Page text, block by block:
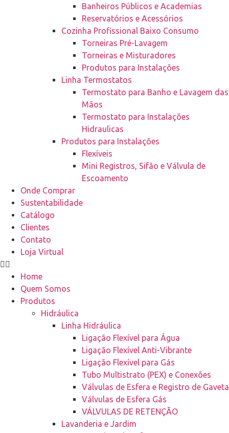
Banheiros Públicos e Academias
Reservatórios e Acessórios
Cozinha Profissional Baixo Consumo
Torneiras Pré-Lavagem
Torneiras e Misturadores
Produtos para Instalações
Linha Termostatos
Termostato para Banho e Lavagem das
Mãos
Termostato para Instalações
Hidraulicas
Produtos para Instalações
Flexíveis
Mini Registros, Sifão e Válvula de
Escoamento
Onde Comprar
Sustentabilidade
Catálogo
Clientes
Contato
Loja Virtual
Home
Quem Somos
Produtos
Hidráulica
Linha Hidráulica
Ligação Flexível para Água
Ligação Flexível Anti-Vibrante
Ligação Flexível para Gás
Tubo Multistrato (PEX) e Conexões
Válvulas de Esfera e Registro de Gaveta
Válvulas de Esfera Gás
VÁLVULAS DE RETENÇÃO
Lavanderia e Jardim